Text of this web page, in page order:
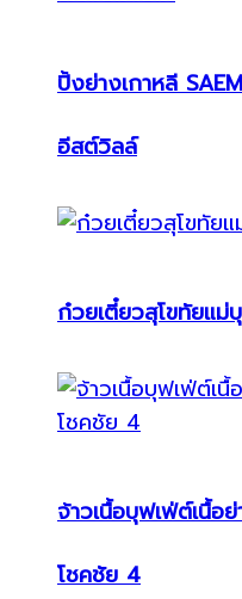
ปิ้งย่างเกาหลี
อีสต์วิลล์
ก๋วยเตี๋ยวสุโขทัยแ
จ้าวเนื้อบุฟเฟ่ต์เนื้อ
โชคชัย 4